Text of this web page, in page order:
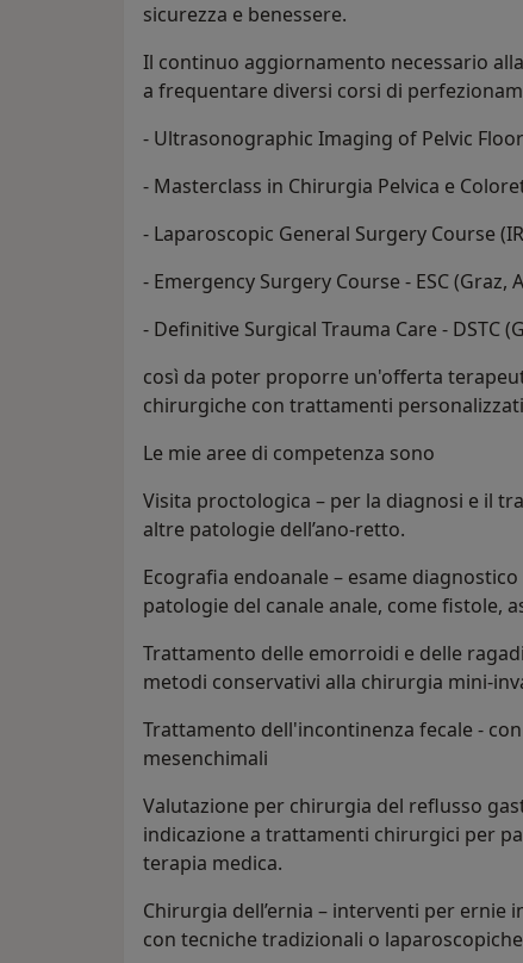
sicurezza e benessere.
Il continuo aggiornamento necessario
a frequentare diversi corsi di
- Ultrasonographic Imaging of Pelvic
- Masterclass in Chirurgia Pelvica e
- Laparoscopic General Surgery Course
- Emergency Surgery Course - ESC (Graz,
- Definitive Surgical Trauma Care - DSTC
così da poter proporre un'offerta
chirurgiche con trattamenti
Le mie aree di competenza sono
Visita proctologica – per la diagnosi e il
altre patologie dell’ano-retto.
Ecografia endoanale – esame
patologie del canale anale, come fistole,
Trattamento delle emorroidi e delle
metodi conservativi alla chirurgia mini-
Trattamento dell'incontinenza fecale -
mesenchimali
Valutazione per chirurgia del reflusso
indicazione a trattamenti chirurgici per
terapia medica.
Chirurgia dell’ernia – interventi per
con tecniche tradizionali o